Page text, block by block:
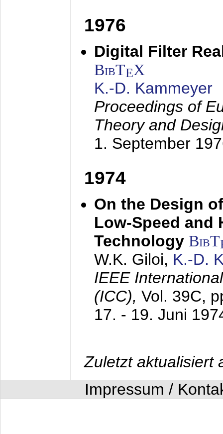
1976
Digital Filter
BibTEX
K.-D. Kammeyer
Proceedings of
Theory and
1. September
1974
On the Design
Low-Speed and
Technology BibT
W.K. Giloi, K.-D.
IEEE
(ICC), Vol. 39C,
17. - 19. Juni
Zuletzt aktualisiert
Impressum /